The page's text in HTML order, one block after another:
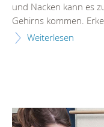
und Nacken kann es
Gehirns kommen.
Weiterlesen